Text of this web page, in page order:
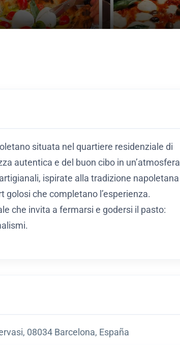
situata nel quartiere residenziale di
autentica e del buon cibo in un’atmosfera
ispirate alla tradizione napoletana
che completano l’esperienza.
che invita a fermarsi e godersi il pasto:
08034 Barcelona, España